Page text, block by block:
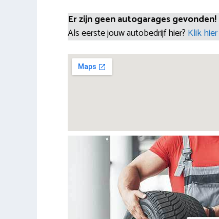
Er zijn geen autogarages gevonden!
Als eerste jouw autobedrijf hier? Klik hier